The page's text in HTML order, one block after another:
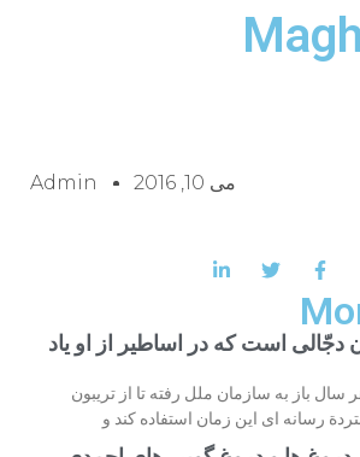
می 10, 2016 Admin
دجّالی است که در اساطیر از او یاد
سال باز به سازمان ملل رفته تا از تریبون
رسانه ای این زمان استفاده کند و